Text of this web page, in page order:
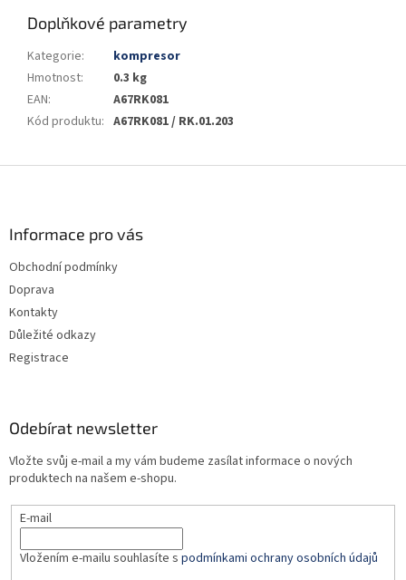
Doplňkové parametry
Kategorie:
kompresor
Hmotnost:
0.3 kg
EAN:
A67RK081
Kód produktu: A67RK081 / RK.01.203
Informace pro vás
Obchodní podmínky
Doprava
Kontakty
Důležité odkazy
Registrace
Odebírat newsletter
Vložte svůj e-mail a my vám budeme zasílat informace o nových
produktech na našem e-shopu.
E-mail
Vložením e-mailu souhlasíte s podmínkami ochrany osobních údajů